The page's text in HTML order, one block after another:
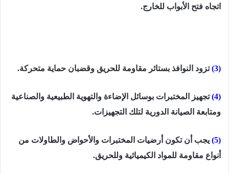
اتجاه فتح الأبواب للخارج.
(3) تزود النوافذ بستائر مقاومة للحريق وقضبان حماية متحركة.
(4)
تجهيز المختبرات بوسائل الإضاءة والتهوية الطبيعية والصناعية
ومتابعة الصيانة الدورية لتلك التجهيزات.
(5)
يجب أن تكون أرضيات المختبرات والأحواض والطاولات من
أنواع مقاومة للمواد الكيميائية وللحريق.